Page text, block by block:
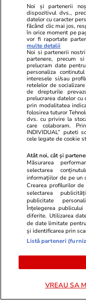
Știri România
Bani de la
românii care își
sau bunici
Știri România
Cum a ajuns o
șoferiță de
dintr-un oraș
poate, atunci pot
contribuie cu idei
Noi și partenerii
dispozitivul dvs.,
datelor cu caracter
făcând clic mai jos,
în orice moment pe
vor fi raportate
multe detalii
Noi si partenerii
partenere, precum
prelucram date
personaliza
interesele si/sau
retelelor de
de drepturile
prelucrarea datelor
prin modalitatea
folosirea tuturor
dvs. cu privire la
care colaboram.
INDIVIDUAL” puteti
cele legate de cookie
Atât noi, cât și
Măsurarea
selectarea
informațiilor de pe un
Crearea profilurilor
selectarea
publicitate
Înțelegerea
diferite. Utilizarea
de date limitate
și identificarea prin
Listă parteneri
VREAU SA